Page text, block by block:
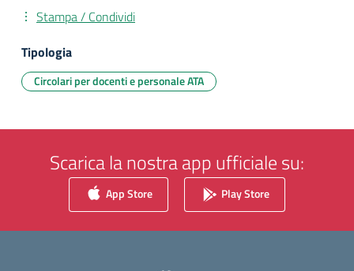
Stampa / Condividi
Tipologia
Circolari per docenti e personale ATA
Scarica la nostra app ufficiale su:
App Store Play Store